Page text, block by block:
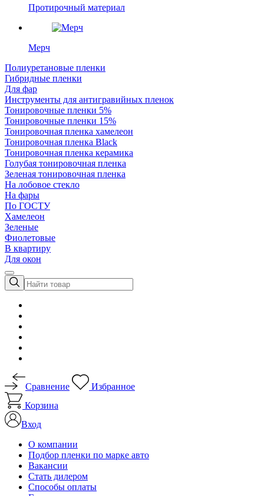
Протирочный материал
Мерч
Полиуретановые пленки
Гибридные пленки
Для фар
Инструменты для антигравийных пленок
Тонировочные пленки 5%
Тонировочные пленки 15%
Тонировочная пленка хамелеон
Тонировочная пленка Black
Тонировочная пленка керамика
Голубая тонировочная пленка
Зеленая тонировочная пленка
На лобовое стекло
На фары
По ГОСТУ
Хамелеон
Зеленые
Фиолетовые
В квартиру
Для окон
Сравнение
Избранное
Корзина
Вход
О компании
Подбор пленки по марке авто
Вакансии
Стать дилером
Способы оплаты